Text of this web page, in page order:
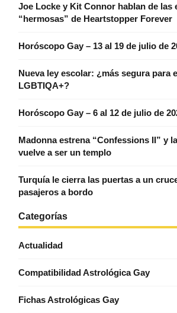
Joe Locke y Kit Connor hablan de las
“hermosas” de Heartstopper Forever
Horóscopo Gay – 13 al 19 de julio de
Nueva ley escolar: ¿más segura para
LGBTIQA+?
Horóscopo Gay – 6 al 12 de julio de
Madonna estrena “Confessions II” y
vuelve a ser un templo
Turquía le cierra las puertas a un
pasajeros a bordo
Categorías
Actualidad
Compatibilidad Astrológica Gay
Fichas Astrológicas Gay